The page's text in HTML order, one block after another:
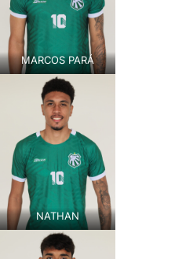
MARCOS PARÁ
NATHAN